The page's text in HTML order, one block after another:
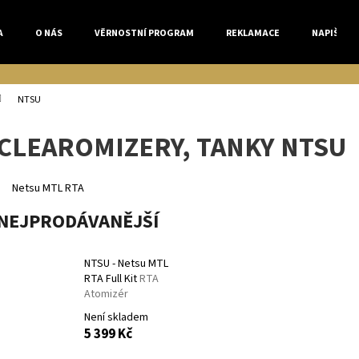
O NÁS VĚRNOSTNÍ PROGRAM REKLAMACE NAPIŠTE
NTSU
TANKY NTSU
Netsu MTL RTA
NTSU - Netsu MTL
RTA Full KitRTA
Atomizér
Není skladem
5 399 Kč
Co potřebujete najít?
HLEDAT
Doporučujeme